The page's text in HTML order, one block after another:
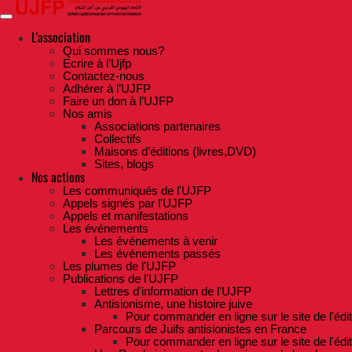
Skip
to
contentL'association
Qui sommes nous?
Ecrire à l’Ujfp
Contactez-nous
Adhérer à l’UJFP
Faire un don à l’UJFP
Nos amis
Associations partenaires
Collectifs
Maisons d’éditions (livres,DVD)
Sites, blogs
Nos actions
Les communiqués de l'UJFP
Appels signés par l'UJFP
Appels et manifestations
Les événements
Les événements à venir
Les événements passés
Les plumes de l'UJFP
Publications de l'UJFP
Lettres d'information de l'UJFP
Antisionisme, une histoire juive
Pour commander en ligne sur le site de
Parcours de Juifs antisionistes en France
Pour commander en ligne sur le site de